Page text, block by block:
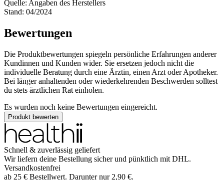
Quelle: Angaben des Herstellers
Stand: 04/2024
Bewertungen
Die Produktbewertungen spiegeln persönliche Erfahrungen anderer
Kundinnen und Kunden wider. Sie ersetzen jedoch nicht die
individuelle Beratung durch eine Ärztin, einen Arzt oder Apotheker.
Bei länger anhaltenden oder wiederkehrenden Beschwerden solltest
du stets ärztlichen Rat einholen.
Es wurden noch keine Bewertungen eingereicht.
Produkt bewerten
Schnell & zuverlässig geliefert
Wir liefern deine Bestellung sicher und pünktlich mit DHL.
Versandkostenfrei
ab 25 € Bestellwert. Darunter nur 2,90 €.